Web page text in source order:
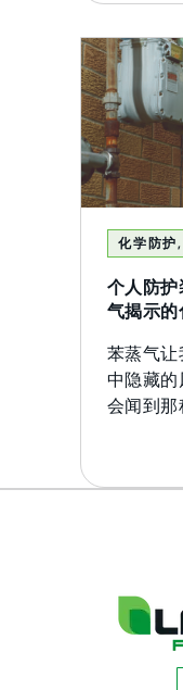
化学防护,
个人防
气揭示
苯蒸气
中隐藏
会闻到